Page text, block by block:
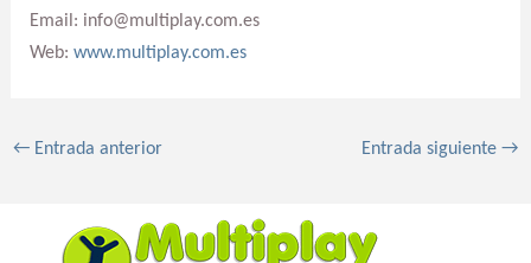
Email: info@multiplay.com.es
Web: www.multiplay.com.es
←Entrada anterior Entrada siguiente→